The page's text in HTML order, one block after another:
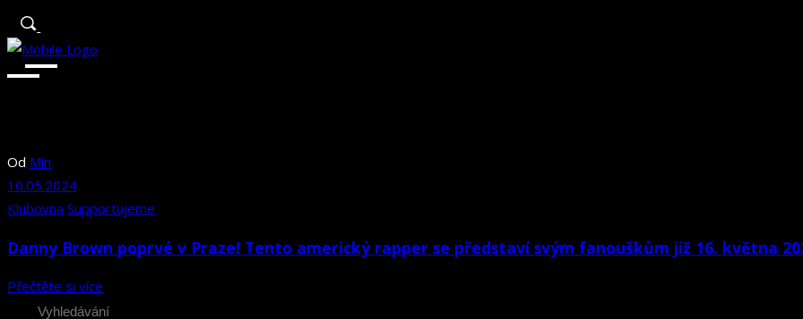
Od Min
10.05.2024
Klubovna Supportujeme
Danny Brown poprvé v Praze! Tento americký rapper se představí svým fanouškům již 16. května
Přečtěte si více
Search